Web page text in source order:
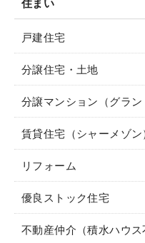
戸建住宅
分譲住宅・土地
分譲マンション（グラン
賃貸住宅（シャーメゾン
リフォーム
優良ストック住宅
不動産仲介（積水ハウス